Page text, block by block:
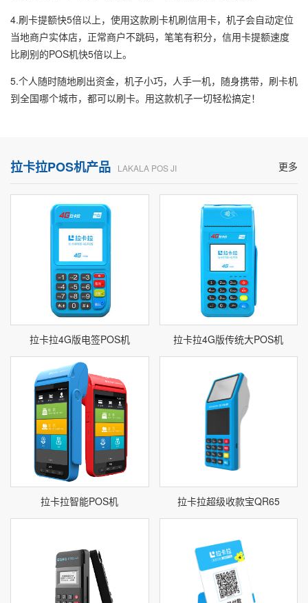
4.刷卡提额快5倍以上，使用这款刷卡机刷信用卡，机子会自动定位
当地商户实体店，正常商户不跳码，笔笔有积分，信用卡提额速度
比刷别的POS机快5倍以上。
5.个人随时随地刷出资金，机子小巧，人手一机，随身携带，刷卡机
到全国哪个城市，都可以刷卡。用这款机子一切轻松搞定！
更多
拉卡拉POS机产品 LAKALA POS JI
拉卡拉4G版电签POS机 拉卡拉4G版传统大POS机
拉卡拉智能POS机 拉卡拉超级收款宝QR65